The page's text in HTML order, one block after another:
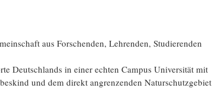
aus Forschenden, Lehrenden, Studierenden
Deutschlands in einer echten Campus Universität mit
und dem direkt angrenzenden Naturschutzgebiet